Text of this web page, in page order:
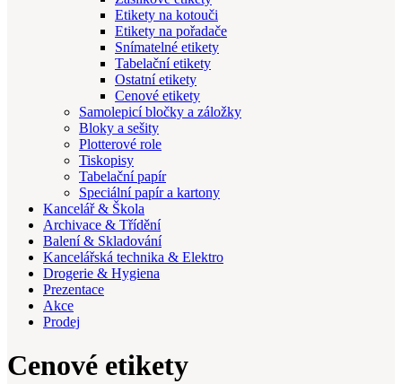
Etikety na kotouči
Etikety na pořadače
Snímatelné etikety
Tabelační etikety
Ostatní etikety
Cenové etikety
Samolepicí bločky a záložky
Bloky a sešity
Plotterové role
Tiskopisy
Tabelační papír
Speciální papír a kartony
Kancelář & Škola
Archivace & Třídění
Balení & Skladování
Kancelářská technika & Elektro
Drogerie & Hygiena
Prezentace
Akce
Prodej
Cenové etikety